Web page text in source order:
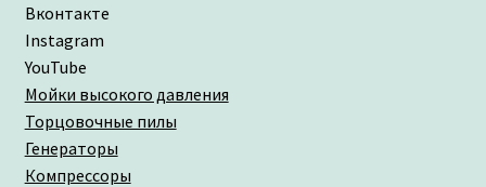
Вконтакте
Instagram
YouTube
Мойки высокого давления
Торцовочные пилы
Генераторы
Компрессоры